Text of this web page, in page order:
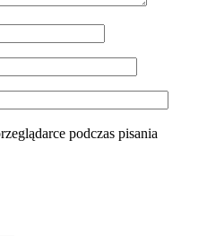
podczas pisania